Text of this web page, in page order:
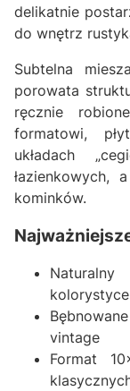
delikatnie
do wnętrz
Subtelna
porowata
ręcznie
formatowi,
układach
łazienkowych,
kominków.
kolorystyce
vintage
Format